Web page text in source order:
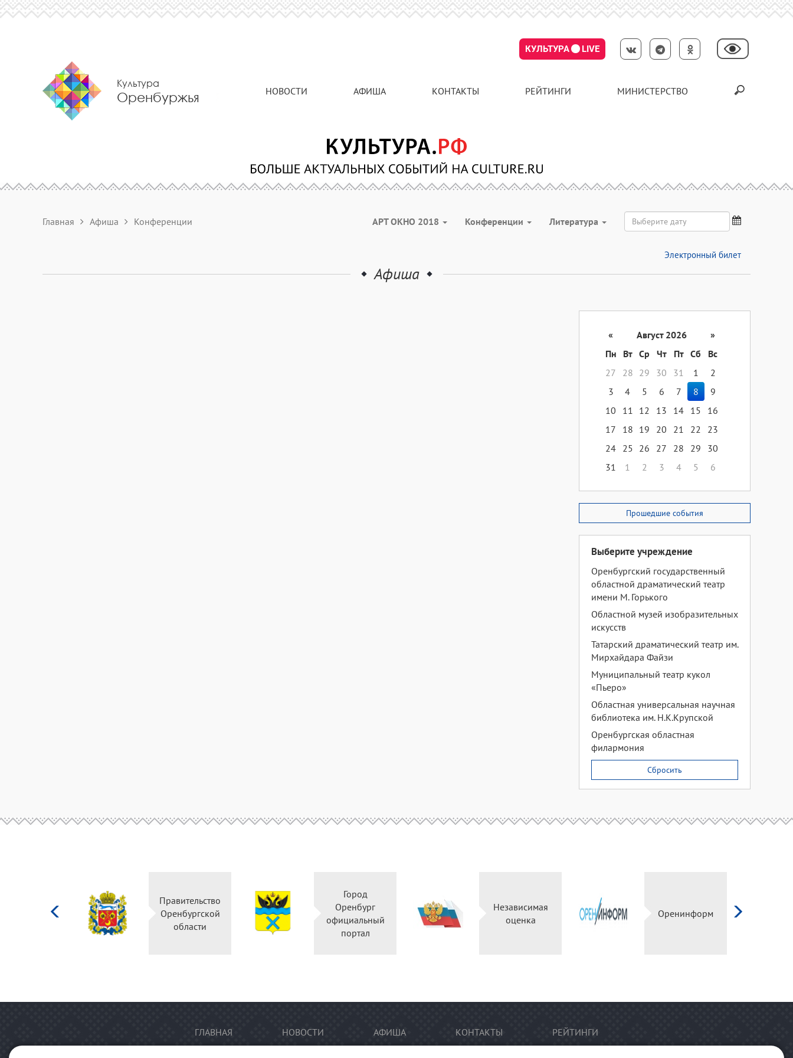
КУЛЬТУРА LIVE
Культура
Оренбуржья НОВОСТИ АФИША КОНТАКТЫ РЕЙТИНГИ МИНИСТЕРСТВО
Главная Афиша Конференции АРТ ОКНО 2018 Конференции Литература
Электронный билет
Афиша
« Август 2026
»
Пн
Вт Ср Чт Пт Сб
Вс
27
28 29 30 31 1
2
3
4 5 6 7 8
9
10
11 12 13 14 15
16
17
18 19 20 21 22
23
24 25 26 27 28 29
30
31
1 2 3 4 5 6
Прошедшие события
Выберите учреждение
Оренбургский государственный
областной драматический театр
имени М. Горького
Областной музей изобразительных
искусств
Татарский драматический театр им.
Мирхайдара Файзи
Муниципальный театр кукол
«Пьеро»
Областная универсальная научная
библиотека им. Н.К.Крупской
Оренбургская областная
филармония
Сбросить
Правительство
Оренбургской
области
Город
Оренбург
официальный
портал
Независимая
оценка
Оренинформ
ГЛАВНАЯ НОВОСТИ АФИША КОНТАКТЫ РЕЙТИНГИ